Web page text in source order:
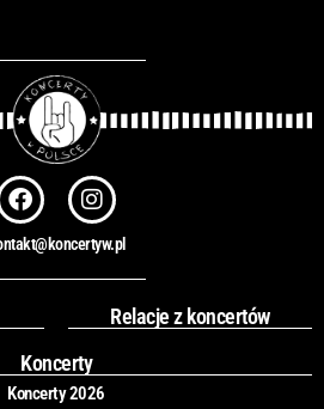
F
a
c
e
b
o
k
I
n
s
t
a
r
a
m
Relacje z koncertów
Koncerty
Koncerty 2026